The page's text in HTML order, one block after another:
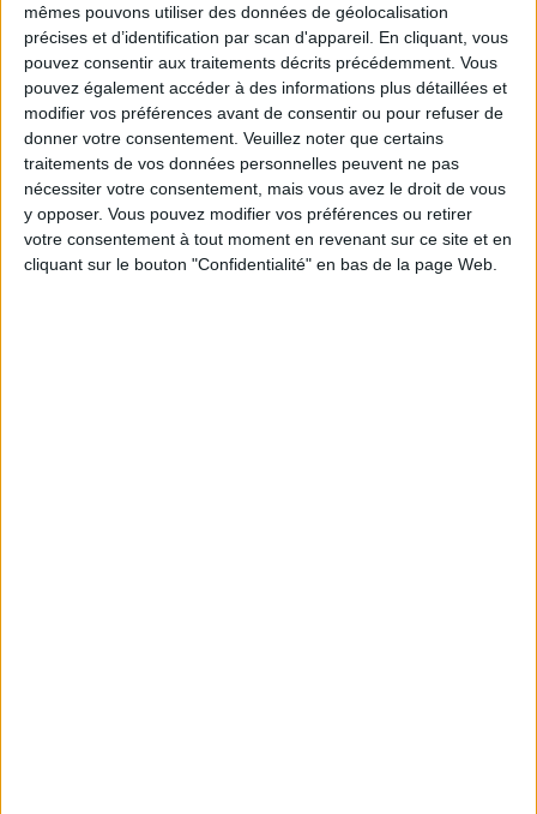
mêmes pouvons utiliser des données de géolocalisation
précises et d’identification par scan d'appareil. En cliquant, vous
pouvez consentir aux traitements décrits précédemment. Vous
pouvez également accéder à des informations plus détaillées et
modifier vos préférences avant de consentir ou pour refuser de
donner votre consentement. Veuillez noter que certains
traitements de vos données personnelles peuvent ne pas
nécessiter votre consentement, mais vous avez le droit de vous
y opposer. Vous pouvez modifier vos préférences ou retirer
votre consentement à tout moment en revenant sur ce site et en
cliquant sur le bouton "Confidentialité" en bas de la page Web.
Magnum, cornet, sorbet ? Quelle glace choisir
?